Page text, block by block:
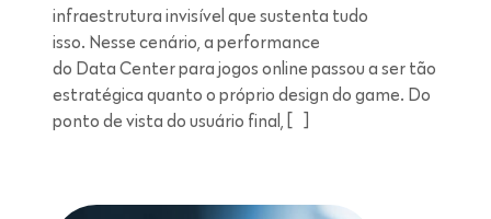
infraestrutura invisível que sustenta tudo
isso. Nesse cenário, a performance
do Data Center para jogos online passou a ser tão
estratégica quanto o próprio design do game. Do
ponto de vista do usuário final, […]